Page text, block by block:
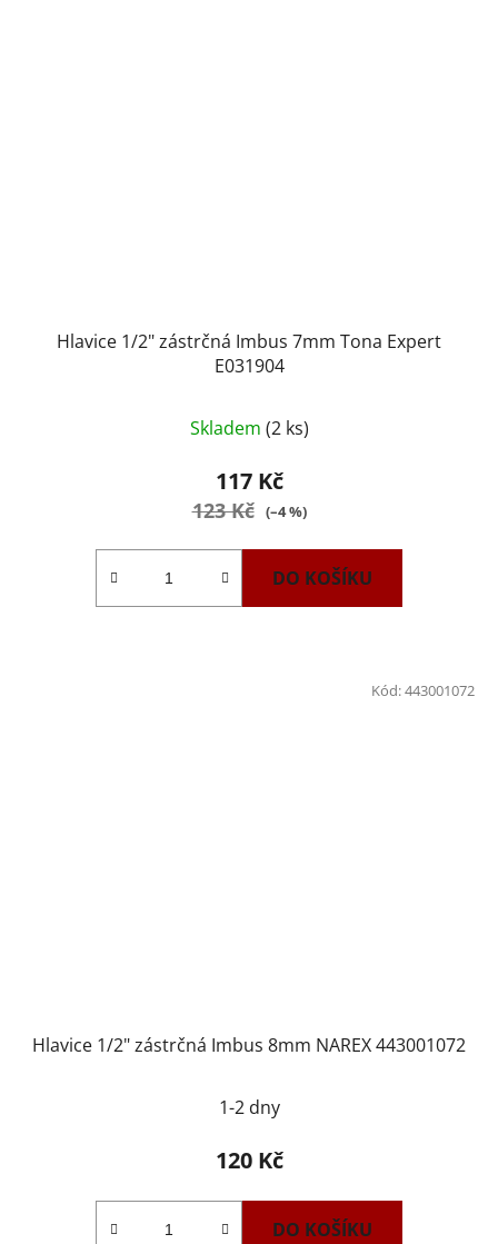
Hlavice 1/2" zástrčná Imbus 7mm Tona Expert
E031904
Skladem (2 ks)
117 Kč
123 Kč (–4 %)
DO KOŠÍKU
Hlavice 1/2" zástrčná Imbus 8mm NAREX 443001072
1-2 dny
120 Kč
DO KOŠÍKU
Kód:443001072